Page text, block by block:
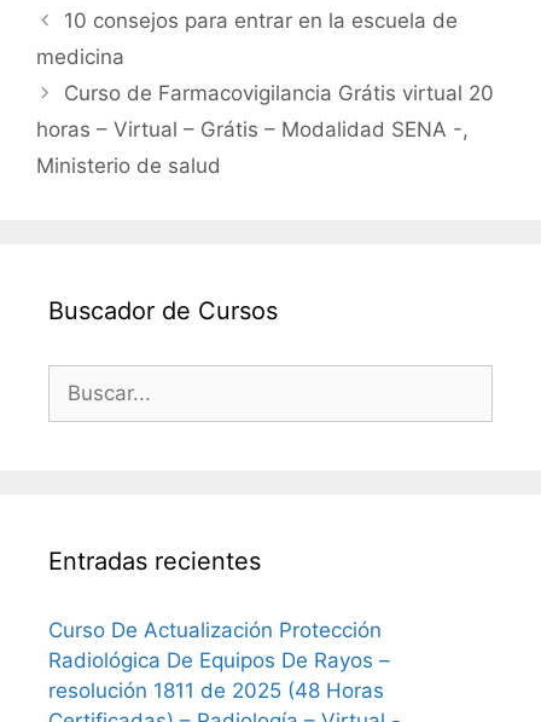
b
o
o
k
A
p
ar
tir
10 consejos para entrar en la escuela de
medicina
Curso de Farmacovigilancia Grátis virtual 20
horas – Virtual – Grátis – Modalidad SENA -,
Ministerio de salud
Buscador de Cursos
Buscar:
Entradas recientes
Curso De Actualización Protección
Radiológica De Equipos De Rayos –
resolución 1811 de 2025 (48 Horas